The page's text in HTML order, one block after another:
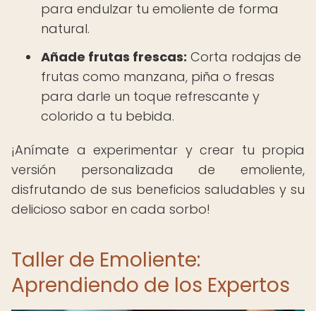
para endulzar tu emoliente de forma
natural.
Añade frutas frescas: Corta rodajas de
frutas como manzana, piña o fresas
para darle un toque refrescante y
colorido a tu bebida.
¡Anímate a experimentar y crear tu propia
versión personalizada de emoliente,
disfrutando de sus beneficios saludables y su
delicioso sabor en cada sorbo!
Taller de Emoliente:
Aprendiendo de los Expertos